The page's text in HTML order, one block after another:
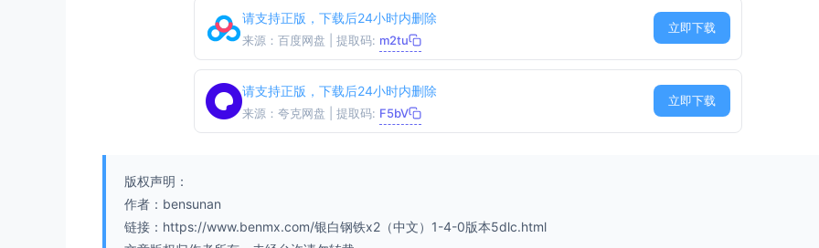
请支持正版，下载后24小时内删除
来源：百度网盘 | 提取码: m2tu
立即下载
请支持正版，下载后24小时内删除
来源：夸克网盘 | 提取码: F5bV
立即下载
版权声明：
作者：bensunan
链接：https://www.benmx.com/银白钢铁x2（中文）1-4-0版本5dlc.html